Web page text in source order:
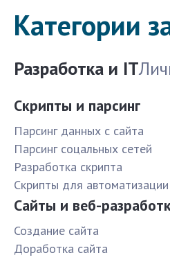
Категории
Разработка и IT
Скрипты и парсинг
Парсинг данных с сайта
Парсинг соцальных сетей
Разработка скрипта
Скрипты для
Сайты и веб-
Создание сайта
Доработка сайта